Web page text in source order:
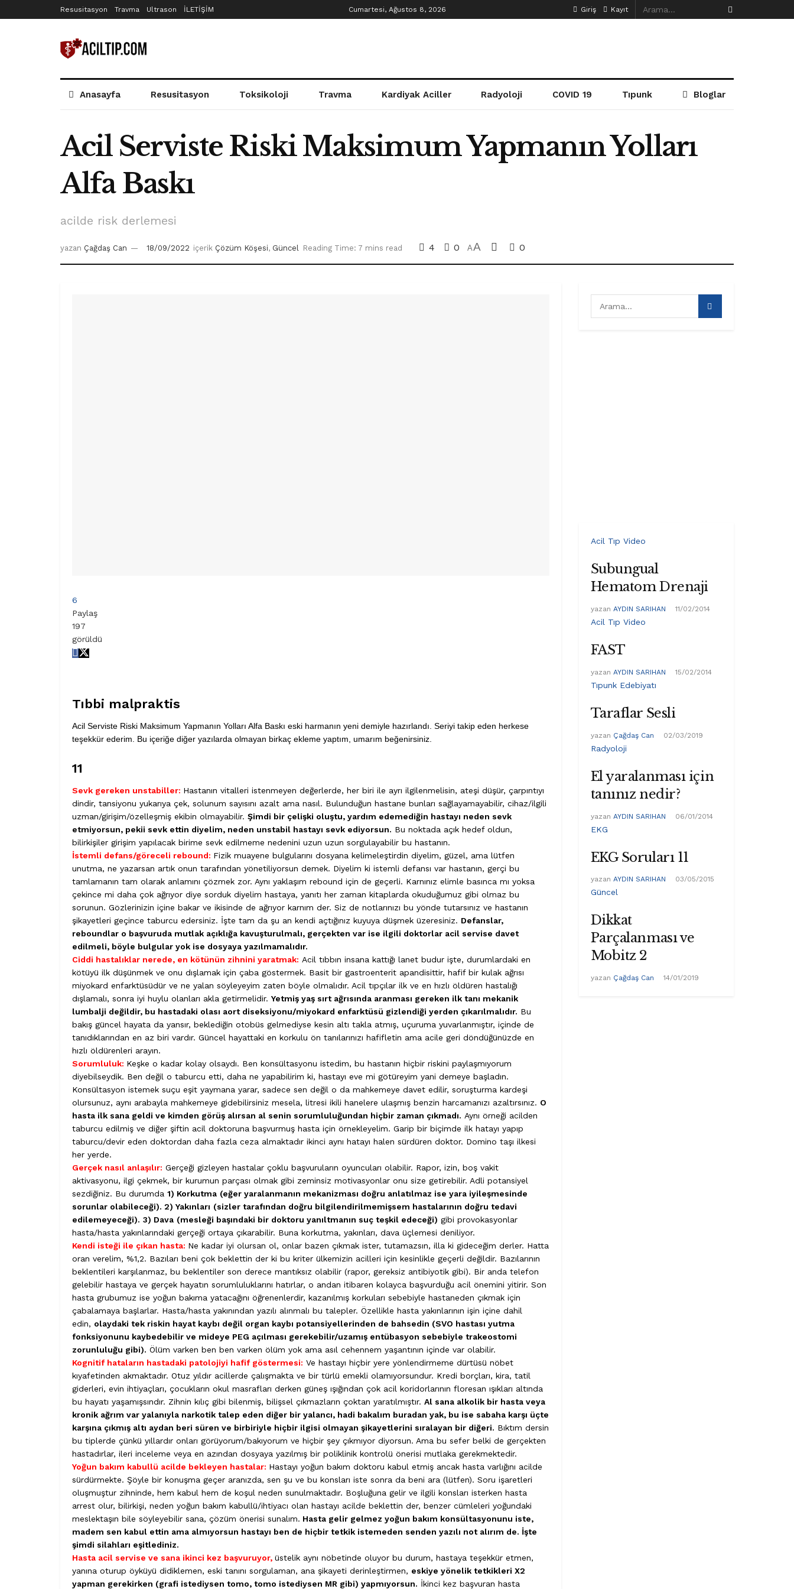
Resusitasyon Travma Ultrason İLETİŞİM Cumartesi, Ağustos 8, 2026 Giriş Kayıt
Anasayfa Resusitasyon Toksikoloji Travma Kardiyak Aciller Radyoloji COVID 19 Tıpunk Bloglar
Acil Serviste Riski Maksimum Yapmanın Yolları
Alfa Baskı
acilde risk derlemesi
yazan Çağdaş Can 18/09/2022 içerik Çözüm Köşesi, Güncel Reading Time: 7 mins read 4 0 AA 0
6
Paylaş
197
görüldü
Tıbbi malpraktis
Acil Serviste Riski Maksimum Yapmanın Yolları Alfa Baskı eski harmanın yeni demiyle hazırlandı. Seriyi takip eden herkese
teşekkür ederim. Bu içeriğe diğer yazılarda olmayan birkaç ekleme yaptım, umarım beğenirsiniz.
11
Sevk gereken unstabiller: Hastanın vitalleri istenmeyen değerlerde, her biri ile ayrı ilgilenmelisin, ateşi düşür, çarpıntıyı
dindir, tansiyonu yukarıya çek, solunum sayısını azalt ama nasıl. Bulunduğun hastane bunları sağlayamayabilir, cihaz/ilgili
uzman/girişim/özelleşmiş ekibin olmayabilir. Şimdi bir çelişki oluştu, yardım edemediğin hastayı neden sevk
etmiyorsun, pekii sevk ettin diyelim, neden unstabil hastayı sevk ediyorsun. Bu noktada açık hedef oldun,
bilirkişiler girişim yapılacak birime sevk edilmeme nedenini uzun uzun sorgulayabilir bu hastanın.
İstemli defans/göreceli rebound: Fizik muayene bulgularını dosyana kelimeleştirdin diyelim, güzel, ama lütfen
unutma, ne yazarsan artık onun tarafından yönetiliyorsun demek. Diyelim ki istemli defansı var hastanın, gerçi bu
tamlamanın tam olarak anlamını çözmek zor. Aynı yaklaşım rebound için de geçerli. Karnınız elimle basınca mı yoksa
çekince mi daha çok ağrıyor diye sorduk diyelim hastaya, yanıtı her zaman kitaplarda okuduğumuz gibi olmaz bu
sorunun. Gözlerinizin içine bakar ve ikisinde de ağrıyor karnım der. Siz de notlarınızı bu yönde tutarsınız ve hastanın
şikayetleri geçince taburcu edersiniz. İşte tam da şu an kendi açtığınız kuyuya düşmek üzeresiniz. Defanslar,
reboundlar o başvuruda mutlak açıklığa kavuşturulmalı, gerçekten var ise ilgili doktorlar acil servise davet
edilmeli, böyle bulgular yok ise dosyaya yazılmamalıdır.
Ciddi hastalıklar nerede, en kötünün zihnini yaratmak: Acil tıbbın insana kattığı lanet budur işte, durumlardaki en
kötüyü ilk düşünmek ve onu dışlamak için çaba göstermek. Basit bir gastroenterit apandisittir, hafif bir kulak ağrısı
miyokard enfarktüsüdür ve ne yalan söyleyeyim zaten böyle olmalıdır. Acil tıpçılar ilk ve en hızlı öldüren hastalığı
dışlamalı, sonra iyi huylu olanları akla getirmelidir. Yetmiş yaş sırt ağrısında aranması gereken ilk tanı mekanik
lumbalji değildir, bu hastadaki olası aort diseksiyonu/miyokard enfarktüsü gizlendiği yerden çıkarılmalıdır. Bu
bakış güncel hayata da yansır, beklediğin otobüs gelmediyse kesin altı takla atmış, uçuruma yuvarlanmıştır, içinde de
tanıdıklarından en az biri vardır. Güncel hayattaki en korkulu ön tanılarınızı hafifletin ama acile geri döndüğünüzde en
hızlı öldürenleri arayın.
Sorumluluk: Keşke o kadar kolay olsaydı. Ben konsültasyonu istedim, bu hastanın hiçbir riskini paylaşmıyorum
diyebilseydik. Ben değil o taburcu etti, daha ne yapabilirim ki, hastayı eve mi götüreyim yani demeye başladın.
Konsültasyon istemek suçu eşit yaymana yarar, sadece sen değil o da mahkemeye davet edilir, soruşturma kardeşi
olursunuz, aynı arabayla mahkemeye gidebilirsiniz mesela, litresi ikili hanelere ulaşmış benzin harcamanızı azaltırsınız. O
hasta ilk sana geldi ve kimden görüş alırsan al senin sorumluluğundan hiçbir zaman çıkmadı. Aynı örneği acilden
taburcu edilmiş ve diğer şiftin acil doktoruna başvurmuş hasta için örnekleyelim. Garip bir biçimde ilk hatayı yapıp
taburcu/devir eden doktordan daha fazla ceza almaktadır ikinci aynı hatayı halen sürdüren doktor. Domino taşı ilkesi
her yerde.
Gerçek nasıl anlaşılır: Gerçeği gizleyen hastalar çoklu başvuruların oyuncuları olabilir. Rapor, izin, boş vakit
aktivasyonu, ilgi çekmek, bir kurumun parçası olmak gibi zeminsiz motivasyonlar onu size getirebilir. Adli potansiyel
sezdiğiniz. Bu durumda 1) Korkutma (eğer yaralanmanın mekanizması doğru anlatılmaz ise yara iyileşmesinde
sorunlar olabileceği). 2) Yakınları (sizler tarafından doğru bilgilendirilmemişsem hastalarının doğru tedavi
edilemeyeceği). 3) Dava (mesleği başındaki bir doktoru yanıltmanın suç teşkil edeceği) gibi provokasyonlar
hasta/hasta yakınlarındaki gerçeği ortaya çıkarabilir. Buna korkutma, yakınları, dava üçlemesi deniliyor.
Kendi isteği ile çıkan hasta: Ne kadar iyi olursan ol, onlar bazen çıkmak ister, tutamazsın, illa ki gideceğim derler. Hatta
oran verelim, %1,2. Bazıları beni çok beklettin der ki bu kriter ülkemizin acilleri için kesinlikle geçerli değildir. Bazılarının
beklentileri karşılanmaz, bu beklentiler son derece mantıksız olabilir (rapor, gereksiz antibiyotik gibi). Bir anda telefon
gelebilir hastaya ve gerçek hayatın sorumluluklarını hatırlar, o andan itibaren kolayca başvurduğu acil önemini yitirir. Son
hasta grubumuz ise yoğun bakıma yatacağını öğrenenlerdir, kazanılmış korkuları sebebiyle hastaneden çıkmak için
çabalamaya başlarlar. Hasta/hasta yakınından yazılı alınmalı bu talepler. Özellikle hasta yakınlarının işin içine dahil
edin, olaydaki tek riskin hayat kaybı değil organ kaybı potansiyellerinden de bahsedin (SVO hastası yutma
fonksiyonunu kaybedebilir ve mideye PEG açılması gerekebilir/uzamış entübasyon sebebiyle trakeostomi
zorunluluğu gibi). Ölüm varken ben ben varken ölüm yok ama asıl cehennem yaşantının içinde var olabilir.
Kognitif hataların hastadaki patolojiyi hafif göstermesi: Ve hastayı hiçbir yere yönlendirmeme dürtüsü nöbet
kıyafetinden akmaktadır. Otuz yıldır acillerde çalışmakta ve bir türlü emekli olamıyorsundur. Kredi borçları, kira, tatil
giderleri, evin ihtiyaçları, çocukların okul masrafları derken güneş ışığından çok acil koridorlarının floresan ışıkları altında
bu hayatı yaşamışsındır. Zihnin kılıç gibi bilenmiş, bilişsel çıkmazların çoktan yaratılmıştır. Al sana alkolik bir hasta veya
kronik ağrım var yalanıyla narkotik talep eden diğer bir yalancı, hadi bakalım buradan yak, bu ise sabaha karşı üçte
karşına çıkmış altı aydan beri süren ve birbiriyle hiçbir ilgisi olmayan şikayetlerini sıralayan bir diğeri. Bıktım dersin
bu tiplerde çünkü yıllardır onları görüyorum/bakıyorum ve hiçbir şey çıkmıyor diyorsun. Ama bu sefer belki de gerçekten
hastadırlar, ileri inceleme veya en azından dosyaya yazılmış bir poliklinik kontrolü önerisi mutlaka gerekmektedir.
Yoğun bakım kabullü acilde bekleyen hastalar: Hastayı yoğun bakım doktoru kabul etmiş ancak hasta varlığını acilde
sürdürmekte. Şöyle bir konuşma geçer aranızda, sen şu ve bu konsları iste sonra da beni ara (lütfen). Soru işaretleri
oluşmuştur zihninde, hem kabul hem de koşul neden sunulmaktadır. Boşluğuna gelir ve ilgili konsları isterken hasta
arrest olur, bilirkişi, neden yoğun bakım kabullü/ihtiyacı olan hastayı acilde beklettin der, benzer cümleleri yoğundaki
meslektaşın bile söyleyebilir sana, çözüm önerisi sunalım. Hasta gelir gelmez yoğun bakım konsültasyonunu iste,
madem sen kabul ettin ama almıyorsun hastayı ben de hiçbir tetkik istemeden senden yazılı not alırım de. İşte
şimdi silahları eşitlediniz.
Hasta acil servise ve sana ikinci kez başvuruyor, üstelik aynı nöbetinde oluyor bu durum, hastaya teşekkür etmen,
yanına oturup öyküyü didiklemen, eski tanını sorgulaman, ana şikayeti derinleştirmen, eskiye yönelik tetkikleri X2
yapman gerekirken (grafi istediysen tomo, tomo istediysen MR gibi) yapmıyorsun. İkinci kez başvuran hasta
Acil Tıp Video
Subungual
Hematom Drenaji
yazan AYDIN SARIHAN 11/02/2014
Acil Tıp Video
FAST
yazan AYDIN SARIHAN 15/02/2014
Tıpunk Edebiyatı
Taraflar Sesli
yazan Çağdaş Can 02/03/2019
Radyoloji
El yaralanması için
tanınız nedir?
yazan AYDIN SARIHAN 06/01/2014
EKG
EKG Soruları 11
yazan AYDIN SARIHAN 03/05/2015
Güncel
Dikkat
Parçalanması ve
Mobitz 2
yazan Çağdaş Can 14/01/2019